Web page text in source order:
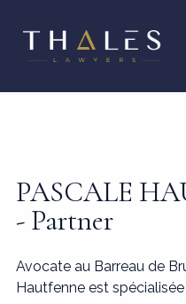
PASCALE
- Partner
Avocate au Barreau de
Hautfenne est